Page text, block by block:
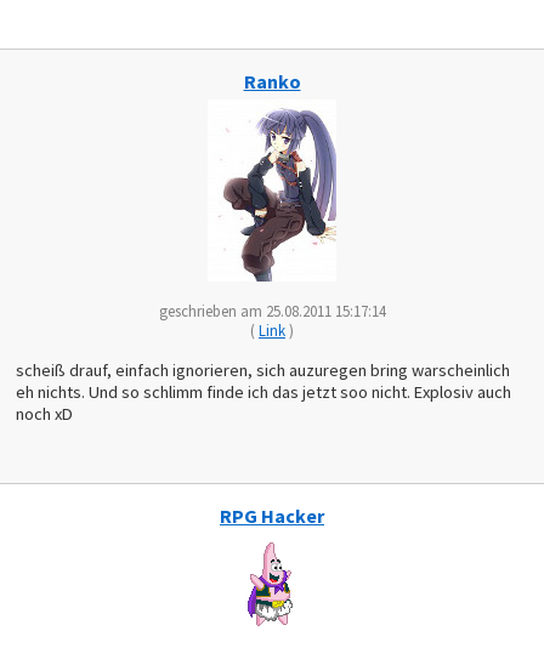
Ranko
geschrieben am 25.08.2011 15:17:14
(Link)
scheiß drauf, einfach ignorieren, sich auzuregen bring warscheinlich
eh nichts. Und so schlimm finde ich das jetzt soo nicht. Explosiv auch
noch xD
RPG Hacker